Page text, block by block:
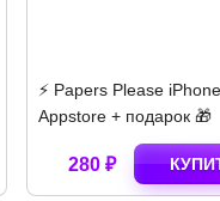
⚡️ DYSMANTLE iPhone
Appstore + ПОДАРОК
340 ₽